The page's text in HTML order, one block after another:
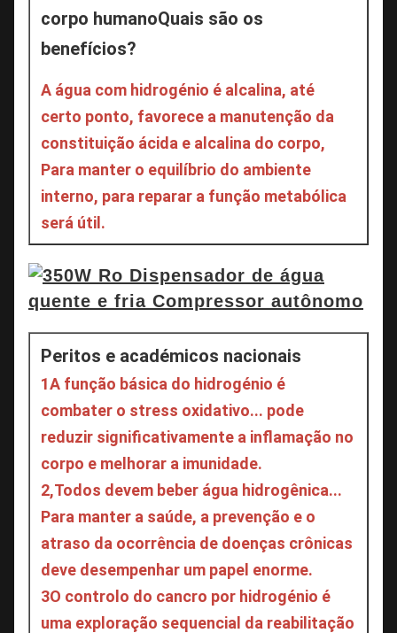
corpo humanoQuais são os
benefícios?
A água com hidrogénio é alcalina, até
certo ponto, favorece a manutenção da
constituição ácida e alcalina do corpo,
Para manter o equilíbrio do ambiente
interno, para reparar a função metabólica
será útil.
Peritos e académicos nacionais
1A função básica do hidrogénio é
combater o stress oxidativo... pode
reduzir significativamente a inflamação no
corpo e melhorar a imunidade.
2,Todos devem beber água hidrogênica...
Para manter a saúde, a prevenção e o
atraso da ocorrência de doenças crônicas
deve desempenhar um papel enorme.
3O controlo do cancro por hidrogénio é
uma exploração sequencial da reabilitação